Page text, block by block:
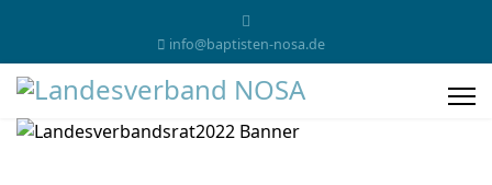
info@baptisten-nosa.de